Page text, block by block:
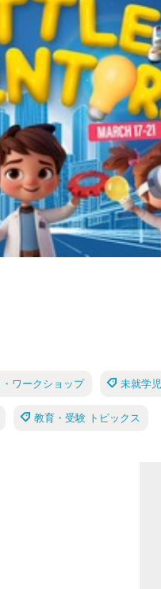
ワークショップ 未就学児
教育・受験 トピックス